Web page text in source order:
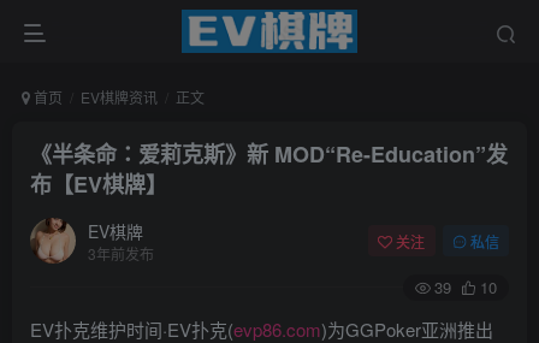
首页 EV棋牌资讯 正文
《半条命：爱莉克斯》新 MOD“Re-Education”发
布【EV棋牌】
EV棋牌
3年前发布
关注 私信
39 10
EV扑克维护时间·EV扑克(evp86.com)为GGPoker亚洲推出